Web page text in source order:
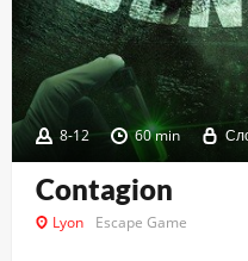
8-12 60 min
Contagion
Lyon Escape Game